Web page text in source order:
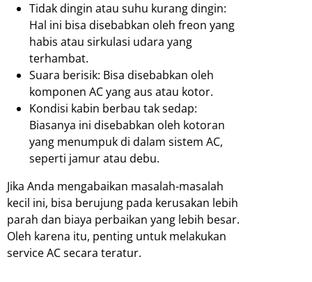
Tidak dingin atau suhu kurang dingin:
Hal ini bisa disebabkan oleh freon yang
habis atau sirkulasi udara yang
terhambat.
Suara berisik: Bisa disebabkan oleh
komponen AC yang aus atau kotor.
Kondisi kabin berbau tak sedap:
Biasanya ini disebabkan oleh kotoran
yang menumpuk di dalam sistem AC,
seperti jamur atau debu.
Jika Anda mengabaikan masalah-masalah
kecil ini, bisa berujung pada kerusakan lebih
parah dan biaya perbaikan yang lebih besar.
Oleh karena itu, penting untuk melakukan
service AC secara teratur.